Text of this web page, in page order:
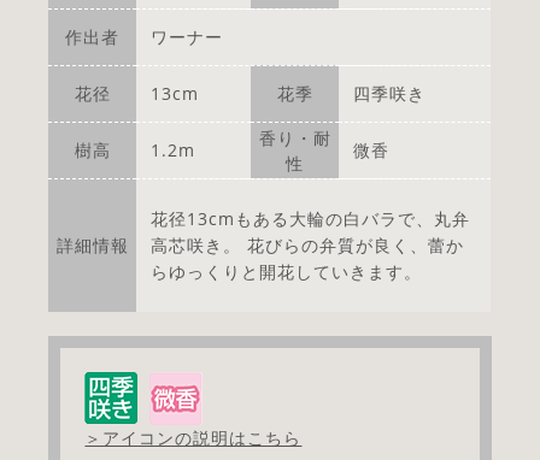
作出者 ワーナー
花径 13cm 花季 四季咲き
樹高 1.2m
香り・耐
性
微香
詳細情報
花径13cmもある大輪の白バラで、丸弁
高芯咲き。 花びらの弁質が良く、蕾か
らゆっくりと開花していきます。
＞アイコンの説明はこちら